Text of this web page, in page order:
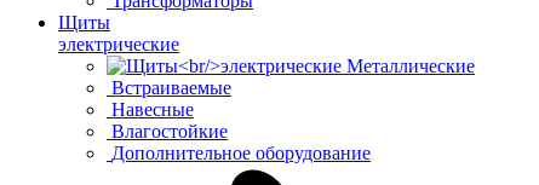
Щиты
электрические
Металлические
Встраиваемые
Навесные
Влагостойкие
Дополнительное оборудование